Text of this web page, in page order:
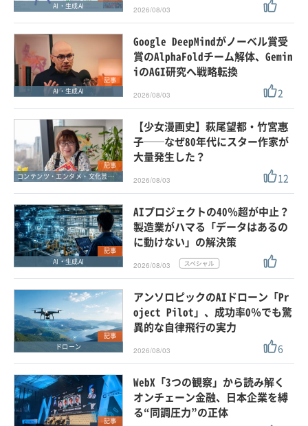
AI・生成AI
2026/08/03
記事
AI・生成AI
Google DeepMindがノーベル賞受
賞のAlphaFoldチーム解体、Gemin
iのAGI研究へ戦略転換
2026/08/03 2
記事
コンテンツ・エンタメ・文化芸能・スポーツ
【少女漫画史】萩尾望都・竹宮惠
子──なぜ80年代にスター作家が
大量発生した？
2026/08/03 12
記事
AI・生成AI
AIプロジェクトの40％超が中止？
製造業がハマる「データはあるの
に動けない」の解決策
2026/08/03
記事
ドローン
アンソロピックのAIドローン「Pr
oject Pilot」、成功率0％でも驚
異的な自律飛行の実力
2026/08/03 6
記事
WebX「3つの観察」から読み解く
オンチェーン金融、日本企業を縛
る“同調圧力”の正体